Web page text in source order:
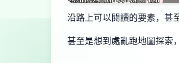
沿路上可以閱讀的要素，甚
甚至是想到處亂跑地圖探索